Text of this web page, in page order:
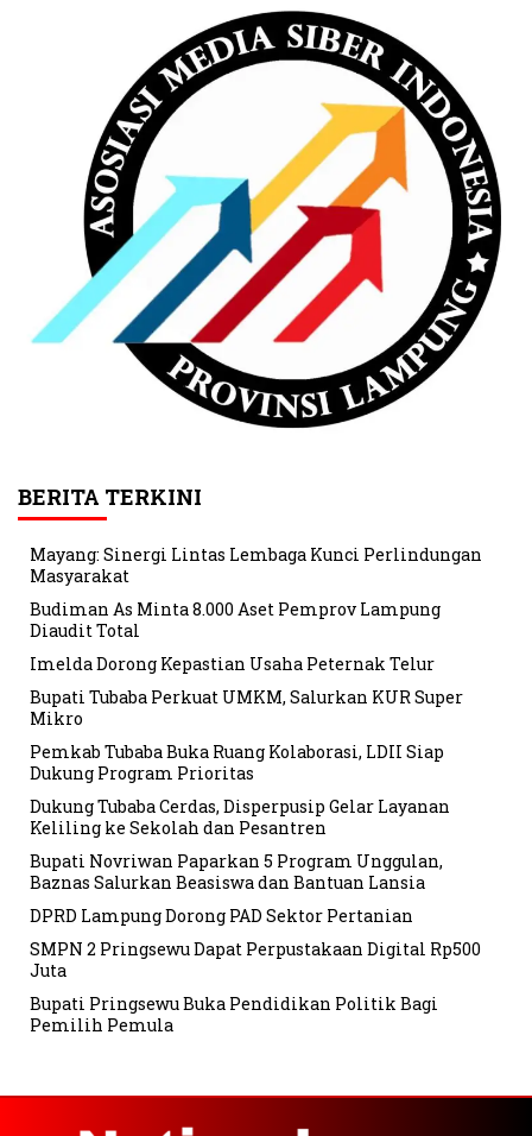
BERITA TERKINI
Mayang: Sinergi Lintas Lembaga Kunci Perlindungan
Masyarakat
Budiman As Minta 8.000 Aset Pemprov Lampung
Diaudit Total
Imelda Dorong Kepastian Usaha Peternak Telur
Bupati Tubaba Perkuat UMKM, Salurkan KUR Super
Mikro
Pemkab Tubaba Buka Ruang Kolaborasi, LDII Siap
Dukung Program Prioritas
Dukung Tubaba Cerdas, Disperpusip Gelar Layanan
Keliling ke Sekolah dan Pesantren
Bupati Novriwan Paparkan 5 Program Unggulan,
Baznas Salurkan Beasiswa dan Bantuan Lansia
DPRD Lampung Dorong PAD Sektor Pertanian
SMPN 2 Pringsewu Dapat Perpustakaan Digital Rp500
Juta
Bupati Pringsewu Buka Pendidikan Politik Bagi
Pemilih Pemula